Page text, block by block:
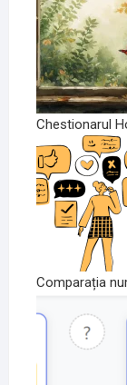
Chestionarul
Comparația